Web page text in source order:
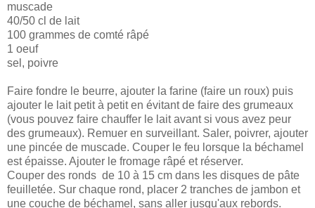
muscade
40/50 cl de lait
100 grammes de comté râpé
1 oeuf
sel, poivre
Faire fondre le beurre, ajouter la farine (faire un roux) puis
ajouter le lait petit à petit en évitant de faire des grumeaux
(vous pouvez faire chauffer le lait avant si vous avez peur
des grumeaux). Remuer en surveillant. Saler, poivrer, ajouter
une pincée de muscade. Couper le feu lorsque la béchamel
est épaisse. Ajouter le fromage râpé et réserver.
Couper des ronds de 10 à 15 cm dans les disques de pâte
feuilletée. Sur chaque rond, placer 2 tranches de jambon et
une couche de béchamel, sans aller jusqu'aux rebords.